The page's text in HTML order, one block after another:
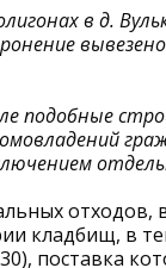
в д.
подобные
отходов,
кладбищ, в
поставка